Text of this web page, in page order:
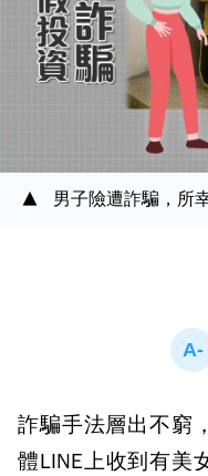
男子險遭詐騙，所
詐騙手法層出不窮
體LINE上收到有美